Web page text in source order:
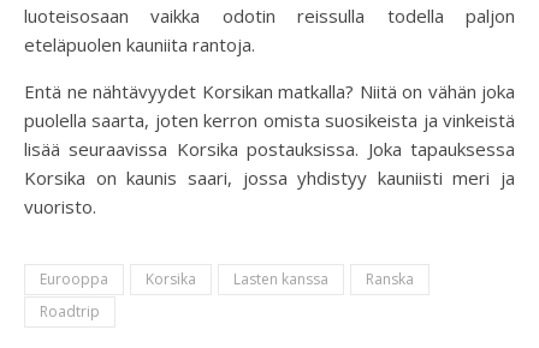
luoteisosaan vaikka odotin reissulla todella paljon
eteläpuolen kauniita rantoja.
Entä ne nähtävyydet Korsikan matkalla? Niitä on vähän joka
puolella saarta, joten kerron omista suosikeista ja vinkeistä
lisää seuraavissa Korsika postauksissa. Joka tapauksessa
Korsika on kaunis saari, jossa yhdistyy kauniisti meri ja
vuoristo.
Eurooppa Korsika Lasten kanssa
Ranska
Roadtrip